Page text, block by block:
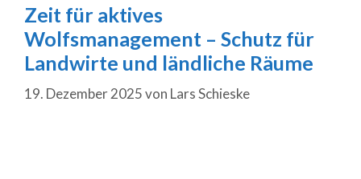
Zeit für aktives
Wolfsmanagement – Schutz für
Landwirte und ländliche Räume
19. Dezember 2025von Lars Schieske